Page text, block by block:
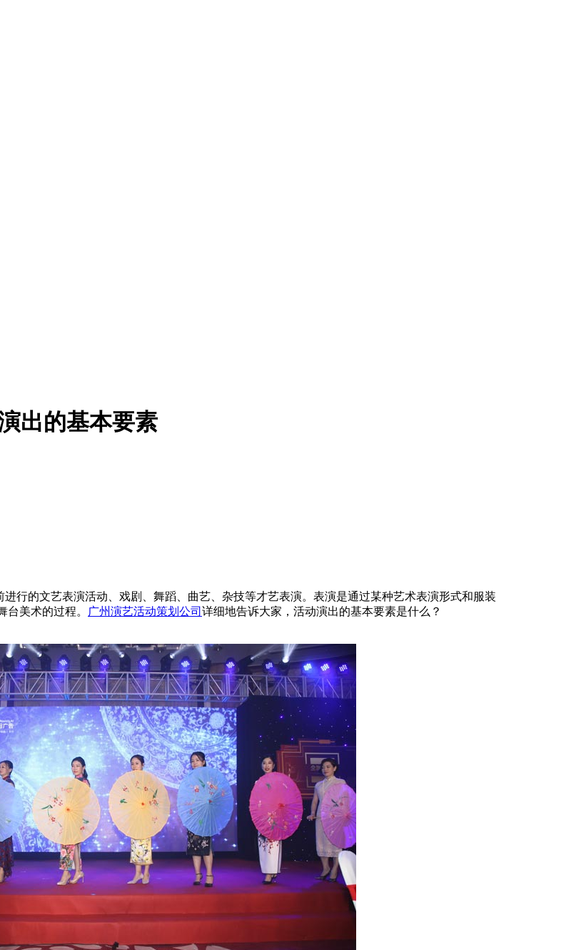
出的基本要素
的文艺表演活动、戏剧、舞蹈、曲艺、杂技等才艺表演。表演是通过某种艺术表演形式和服装
美术的过程。
广州演艺活动策划公司 详细地告诉大家，活动演出的基本要素是什么？